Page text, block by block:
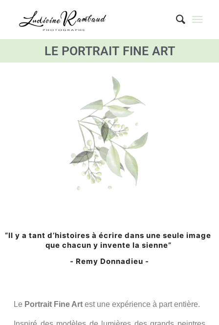
LE PORTRAIT FINE ART
“Il y a tant d’his­toires à écrire dans une seule image
que cha­cun y invente la sienne”
- Remy Donnadieu -
Le Portrait Fine Art est une expé­rience à part entière.